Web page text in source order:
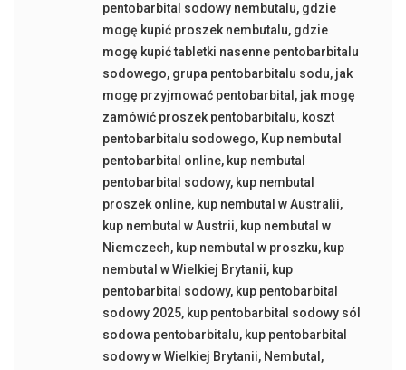
pentobarbital sodowy nembutalu, gdzie
mogę kupić proszek nembutalu, gdzie
mogę kupić tabletki nasenne pentobarbitalu
sodowego, grupa pentobarbitalu sodu, jak
mogę przyjmować pentobarbital , jak mogę
zamówić proszek pentobarbitalu, koszt
pentobarbitalu sodowego, Kup nembutal
pentobarbital online, kup nembutal
pentobarbital sodowy, kup nembutal
proszek online, kup nembutal w Australii,
kup nembutal w Austrii, kup nembutal w
Niemczech, kup nembutal w proszku, kup
nembutal w Wielkiej Brytanii, kup
pentobarbital sodowy, kup pentobarbital
sodowy 2025, kup pentobarbital sodowy sól
sodowa pentobarbitalu, kup pentobarbital
sodowy w Wielkiej Brytanii, Nembutal ,